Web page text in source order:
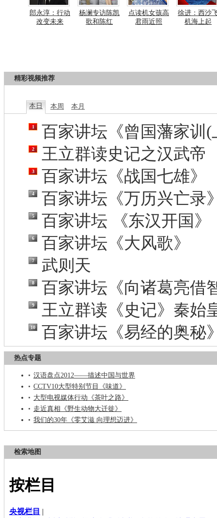
郎永淳：行动
改变未来
杨澜专访陈凯
歌和陈红
点读机女孩高
君雨近照
徐进：西沙
机海上起
精彩视频推荐
本日 本周 本月
1 百家讲坛《曾国藩家训(
2 王立群读史记之汉武帝
3 百家讲坛《战国七雄》
4 百家讲坛《万历兴亡录
5 百家讲坛 《东汉开国》
6 百家讲坛《大风歌》
7 武则天
8 百家讲坛《向诸葛亮借
9 王立群读《史记》秦始
10 百家讲坛《易经的奥秘
热点专题
汉语盘点2012——描述中国与世界
CCTV10大型特别节目《味道》
大型电视媒体行动《茶叶之路》
走近真相《野生动物大迁徙》
我们的30年《零艾滋 向理想迈进》
检索地图
按栏目
央视栏目 |